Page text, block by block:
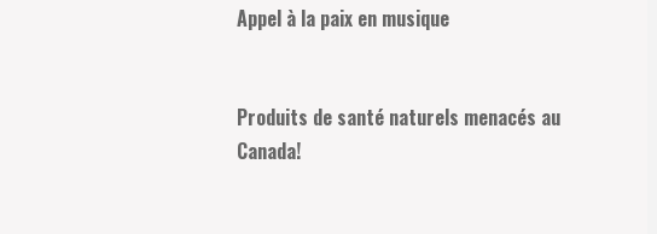
Appel à la paix en musique
Produits de santé naturels menacés au
Canada!